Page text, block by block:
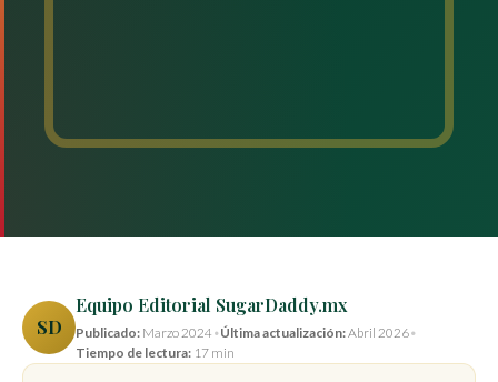
SD
Equipo Editorial SugarDaddy.mx
Publicado: Marzo 2024 • Última actualización:Abril 2026•
Tiempo de lectura: 17 min